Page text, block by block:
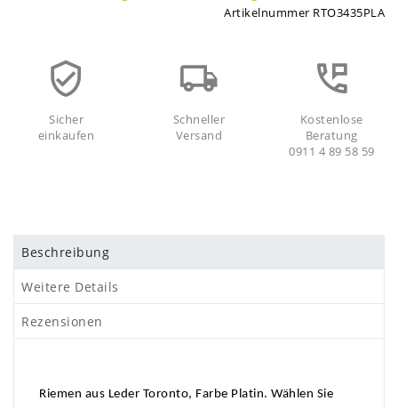
Artikelnummer RTO3435PLA
Sicher
einkaufen
Schneller
Versand
Kostenlose
Beratung
0911 4 89 58 59
Beschreibung
Weitere Details
Rezensionen
Riemen aus Leder Toronto, Farbe Platin. Wählen Sie